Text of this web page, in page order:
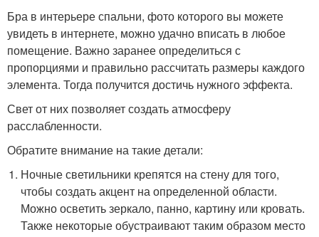
Бра в интерьере спальни, фото которого вы можете
увидеть в интернете, можно удачно вписать в любое
помещение. Важно заранее определиться с
пропорциями и правильно рассчитать размеры каждого
элемента. Тогда получится достичь нужного эффекта.
Свет от них позволяет создать атмосферу
расслабленности.
Обратите внимание на такие детали:
Ночные светильники крепятся на стену для того,
чтобы создать акцент на определенной области.
Можно осветить зеркало, панно, картину или кровать.
Также некоторые обустраивают таким образом место